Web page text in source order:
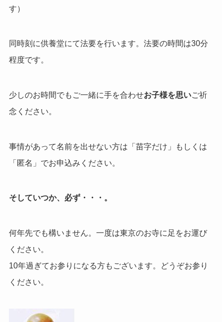
す）
同 時刻に供養堂にて法要を行います。 法要の時間は30分
程度です。
少しのお時間でもご一緒に手を合わせお子様を思いご祈
念ください。
事情があって名前を出せない方は「苗字だけ」もしくは
「匿名」でお申込みください。
そしていつか、必ず・・・。
何年先でも構いません。一度は東京のお寺に足をお運び
ください。
10年過ぎてお参りになる方もございます。どうぞお参り
ください。